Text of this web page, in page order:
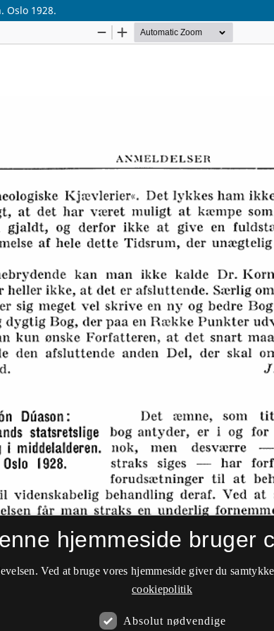
Oslo 1928.
hjemmeside bruger
Ved at bruge vores hjemmeside giver du
cookiepolitik
Absolut nødvendige